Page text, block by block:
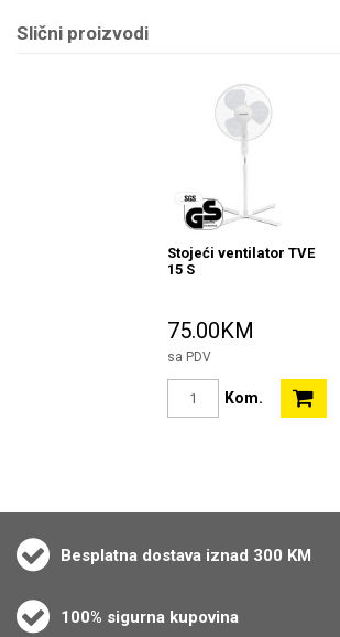
Slični proizvodi
Stojeći ventilator TVE
15 S
75.00KM
sa PDV
Kom.
Besplatna dostava iznad 300 KM
100% sigurna kupovina